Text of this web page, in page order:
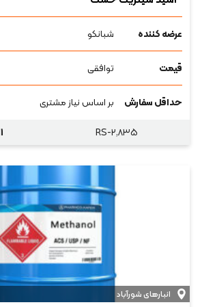
عرضه کننده شبانکو
قیمت توافقی
حداقل سفارش
بر اساس نیاز مشتری
RS-۲,۸۳۵
انبارهای شورآباد